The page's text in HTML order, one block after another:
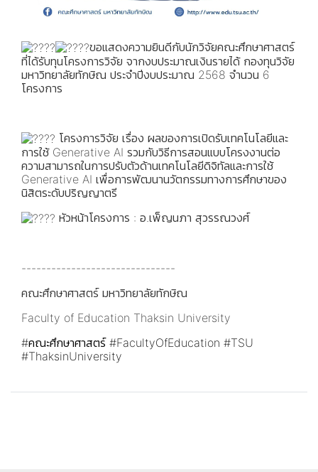
ขอแสดงความยินดีกับนักวิจัยคณะศึกษาศาสตร์
ที่ได้รับทุนโครงการวิจัย จากงบประมาณเงินรายได้ กองทุนวิจัย
มหาวิทยาลัยทักษิณ ประจำปีงบประมาณ 2568 จำนวน 6
โครงการ
โครงการวิจัย เรื่อง ผลของการเปิดรับเทคโนโลยีและ
การใช้ Generative AI รวมกับวิธีการสอนแบบโครงงานต่อ
ความสามารถในการปรับตัวด้านเทคโนโลยีดิจิทัลและการใช้
Generative AI เพื่อการพัฒนานวัตกรรมทางการศึกษาของ
นิสิตระดับปริญญาตรี
หัวหน้าโครงการ : อ.เพ็ญนภา สุวรรณวงศ์
-------------------------------
คณะศึกษาศาสตร์ มหาวิทยาลัยทักษิณ
Faculty of Education Thaksin University
#คณะศึกษาศาสตร์ #FacultyOfEducation #TSU
#ThaksinUniversity